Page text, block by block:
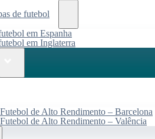
de futebol
em Espanha
em Inglaterra
de Alto Rendimento – Barcelona
de Alto Rendimento – Valência